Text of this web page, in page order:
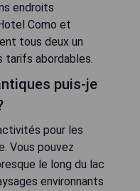
endroits
Como et
tous deux un
tarifs abordables.
puis-je
pour les
Vous pouvez
le long du lac
environnants